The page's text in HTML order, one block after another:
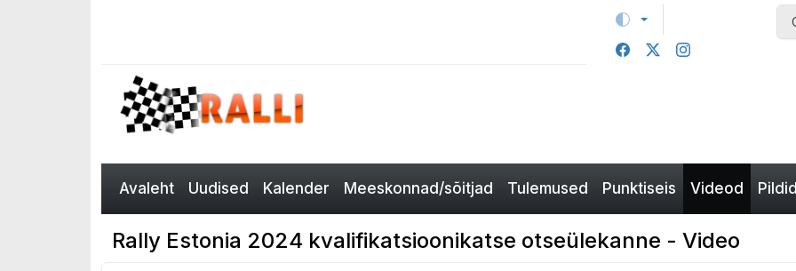
Avaleht Uudised Kalender Meeskonnad/sõitjad Tulemused Punktiseis Videod
Rally Estonia 2024 kvalifikatsioonikatse otseülekanne - Video